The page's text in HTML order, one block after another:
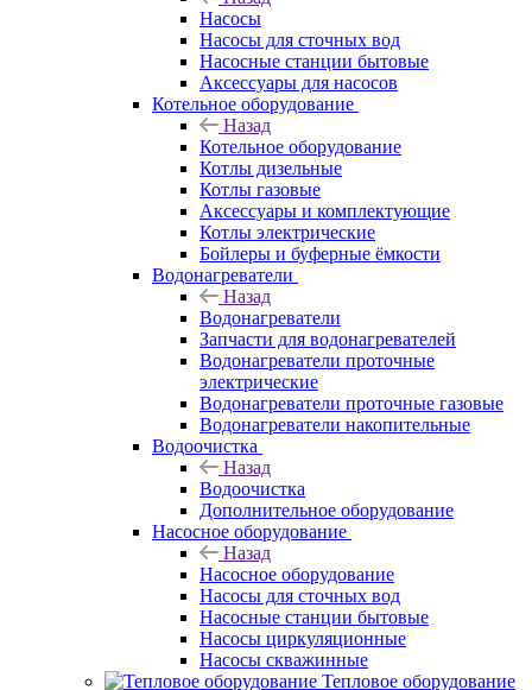
Насосы
Насосы для сточных вод
Насосные станции бытовые
Аксессуары для насосов
Котельное оборудование
Назад
Котельное оборудование
Котлы дизельные
Котлы газовые
Аксессуары и комплектующие
Котлы электрические
Бойлеры и буферные ёмкости
Водонагреватели
Назад
Водонагреватели
Запчасти для водонагревателей
Водонагреватели проточные
электрические
Водонагреватели проточные газовые
Водонагреватели накопительные
Водоочистка
Назад
Водоочистка
Дополнительное оборудование
Насосное оборудование
Назад
Насосное оборудование
Насосы для сточных вод
Насосные станции бытовые
Насосы циркуляционные
Насосы скважинные
Тепловое оборудование